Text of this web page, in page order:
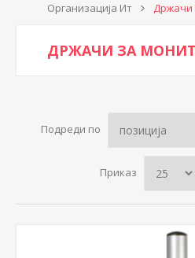
Организација Ит
Држачи
ДРЖАЧИ ЗА
Подреди по
Приказ